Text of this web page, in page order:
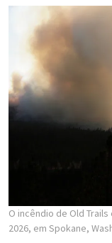
O incêndio de Old
2026, em Spokane,